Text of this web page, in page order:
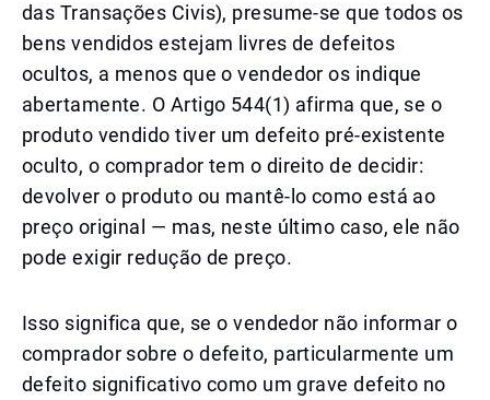
das Transações Civis), presume-se que todos os
bens vendidos estejam livres de defeitos
ocultos, a menos que o vendedor os indique
abertamente. O Artigo 544(1) afirma que, se o
produto vendido tiver um defeito pré-existente
oculto, o comprador tem o direito de decidir:
devolver o produto ou mantê-lo como está ao
preço original — mas, neste último caso, ele não
pode exigir redução de preço.
Isso significa que, se o vendedor não informar o
comprador sobre o defeito, particularmente um
defeito significativo como um grave defeito no